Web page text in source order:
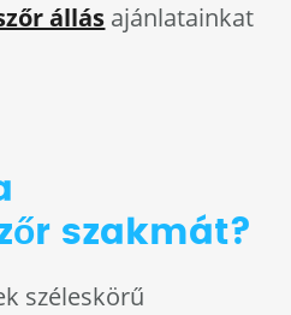
állás ajánlatainkat
szakmát?
széleskörű